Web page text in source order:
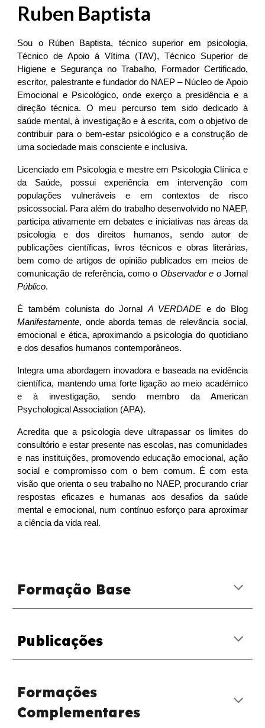
Ruben Baptista
Sou o Rúben Baptista, técnico superior em psicologia,
Técnico de Apoio á Vítima (TAV), Técnico Superior de
Higiene e Segurança no Trabalho, Formador Certificado,
escritor, palestrante e fundador do NAEP – Núcleo de Apoio
Emocional e Psicológico, onde exerço a presidência e a
direção técnica. O meu percurso tem sido dedicado à
saúde mental, à investigação e à escrita, com o objetivo de
contribuir para o bem-estar psicológico e a construção de
uma sociedade mais consciente e inclusiva.
Licenciado em Psicologia e mestre em Psicologia Clínica e
da Saúde, possui experiência em intervenção com
populações vulneráveis e em contextos de risco
psicossocial. Para além do trabalho desenvolvido no NAEP,
participa ativamente em debates e iniciativas nas áreas da
psicologia e dos direitos humanos, sendo autor de
publicações científicas, livros técnicos e obras literárias,
bem como de artigos de opinião publicados em meios de
comunicação de referência, como o Observador e o Jornal
Público.
É também colunista do Jornal A VERDADE e do Blog
Manifestamente, onde aborda temas de relevância social,
emocional e ética, aproximando a psicologia do quotidiano
e dos desafios humanos contemporâneos.
Integra uma abordagem inovadora e baseada na evidência
científica, mantendo uma forte ligação ao meio académico
e à investigação, sendo membro da American
Psychological Association (APA).
Acredita que a psicologia deve ultrapassar os limites do
consultório e estar presente nas escolas, nas comunidades
e nas instituições, promovendo educação emocional, ação
social e compromisso com o bem comum. É com esta
visão que orienta o seu trabalho no NAEP, procurando criar
respostas eficazes e humanas aos desafios da saúde
mental e emocional, num contínuo esforço para aproximar
a ciência da vida real.
Formação Base
Publicações
Formações
Complementares